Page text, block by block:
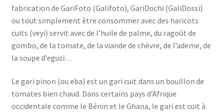
fabrication de GariFoto (Galifoto), GariDochi (GaliDossi)
ou tout simplement être consommer avec des haricots
cuits (veyi) servit avec de l’huile de palme, du ragoût de
gombo, de la tomate, de la viande de chèvre, de l’ademe, de
la soupe d’egusi…
Le gari pinon (ou eba) est un gari cuit dans un bouillon de
tomates bien chaud. Dans certains pays d’Afrique
occidentale comme le Bénin et le Ghana, le gari est cuit à